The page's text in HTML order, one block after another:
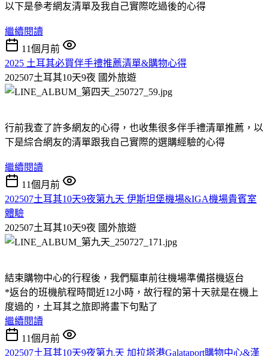
以下是參考網友清單及我自己實際吃過後的心得
繼續閱讀
11個月前
2025 土耳其必買伴手禮推薦清單&購物心得
202507土耳其10天9夜 國外旅遊
行前我查了許多網友的心得，也收集很多伴手禮清單推薦，以
下是綜合網友的清單跟我自己實際的選購經驗的心得
繼續閱讀
11個月前
202507土耳其10天9夜第九天 伊斯坦堡機場&IGA機場貴賓室
體驗
202507土耳其10天9夜 國外旅遊
結束購物中心的行程後，我們驅車前往機場準備搭機返台
*返台的班機航程時間近12小時，故行程的第十天就是在機上
度過的，土耳其之旅即將畫下句點了
繼續閱讀
11個月前
202507土耳其10天9夜第九天 加拉塔港Galataport購物中心&漢